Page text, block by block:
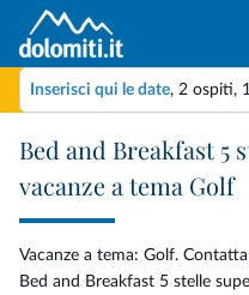
Inserisci qui le date, 2 ospiti,
Bed and Breakfast 5
vacanze a tema Golf
Vacanze a tema: Golf.
Bed and Breakfast 5 stelle